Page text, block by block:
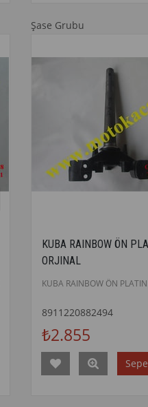
Şase Grubu
KUBA RAINBOW ÖN
ORJINAL
KUBA RAINBOW ÖN PLATIN
8911220882494
₺2.855